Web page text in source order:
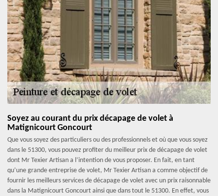
Soyez au courant du prix décapage de volet à
Matignicourt Goncourt
Que vous soyez des particuliers ou des professionnels et où que vous soyez
dans le 51300, vous pouvez profiter du meilleur prix de décapage de volet
dont Mr Texier Artisan a l’intention de vous proposer. En fait, en tant
qu’une grande entreprise de volet, Mr Texier Artisan a comme objectif de
fournir les meilleurs services de décapage de volet avec un prix raisonnable
dans la Matignicourt Goncourt ainsi que dans tout le 51300. En effet, vous